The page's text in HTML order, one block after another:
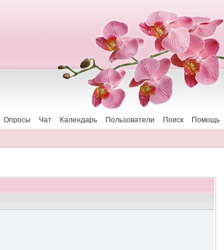
Помощь
Поиск
Пользователи
Календарь
Чат
Опросы